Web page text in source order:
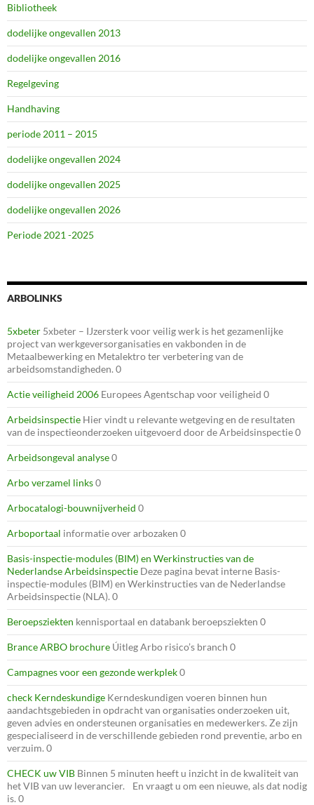
Bibliotheek
dodelijke ongevallen 2013
dodelijke ongevallen 2016
Regelgeving
Handhaving
periode 2011 – 2015
dodelijke ongevallen 2024
dodelijke ongevallen 2025
dodelijke ongevallen 2026
Periode 2021 -2025
ARBOLINKS
5xbeter 5xbeter – IJzersterk voor veilig werk is het gezamenlijke
project van werkgeversorganisaties en vakbonden in de
Metaalbewerking en Metalektro ter verbetering van de
arbeidsomstandigheden. 0
Actie veiligheid 2006 Europees Agentschap voor veiligheid 0
Arbeidsinspectie Hier vindt u relevante wetgeving en de resultaten
van de inspectieonderzoeken uitgevoerd door de Arbeidsinspectie 0
Arbeidsongeval analyse0
Arbo verzamel links0
Arbocatalogi-bouwnijverheid 0
Arboportaal informatie over arbozaken 0
Basis-inspectie-modules (BIM) en Werkinstructies van de
Nederlandse Arbeidsinspectie Deze pagina bevat interne Basis-
inspectie-modules (BIM) en Werkinstructies van de Nederlandse
Arbeidsinspectie (NLA). 0
Beroepsziekten kennisportaal en databank beroepsziekten 0
Brance ARBO brochure Úitleg Arbo risico’s branch 0
Campagnes voor een gezonde werkplek0
check Kerndeskundige Kerndeskundigen voeren binnen hun
aandachtsgebieden in opdracht van organisaties onderzoeken uit,
geven advies en ondersteunen organisaties en medewerkers. Ze zijn
gespecialiseerd in de verschillende gebieden rond preventie, arbo en
verzuim. 0
CHECK uw VIB Binnen 5 minuten heeft u inzicht in de kwaliteit van
het VIB van uw leverancier. En vraagt u om een nieuwe, als dat nodig
is. 0